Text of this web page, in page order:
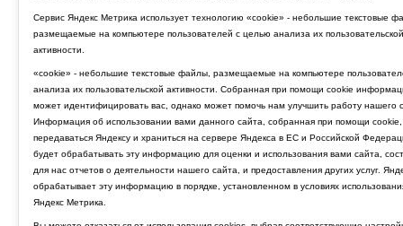
Сервис Яндекс Метрика использует технологию «cookie» - небольшие текстовые
размещаемые на компьютере пользователей с целью анализа их пользовательской
активности.
«cookie» - небольшие текстовые файлы, размещаемые на компьютере
анализа их пользовательской активности. Собранная при помощи cookie
может идентифицировать вас, однако может помочь нам улучшить работу нашего
Информация об использовании вами данного сайта, собранная при помощи cookie,
передаваться Яндексу и храниться на сервере Яндекса в ЕС и Российской
будет обрабатывать эту информацию для оценки и использования вами сайта,
для нас отчетов о деятельности нашего сайта, и предоставления других услуг.
обрабатывает эту информацию в порядке, установленном в условиях
Яндекс Метрика.